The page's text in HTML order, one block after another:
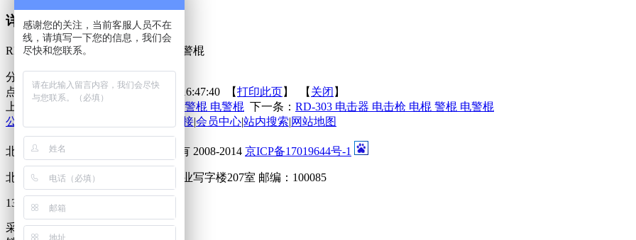
详细描述
RD-305 电击器 电击枪 电棍 警棍 电警棍
分享到：
点击次数：更新时间：2014-08-18 16:47:40 【打印此页】 【 关闭 】
上一条：
RD-95 电击器 电击枪 电棍 警棍 电警棍 下一条： RD-303 电击器 电击枪 电棍 警棍 电警棍
公司动态
友情链接|会员中心|站内搜索|网站地图
北京华鑫安盾商贸有限公司 版权所有 2008-2014 京ICP备17019644号-1
北京海淀上地马连洼北路9号东居兴业写字楼207室 邮编：100085
13552409085 15801119403
采购QQ：2692851291
感谢您的关注，当前客服人员不在
线，请填写一下您的信息，我们会
尽快和您联系。